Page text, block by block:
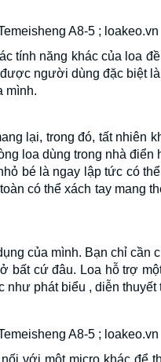
tính năng khác của loa
người dùng đặc biệt
mình.
lại, trong đó, tất nhiên
loa dùng trong nhà điển
bé là ngay lập tức có
có thể xách tay mang
của mình. Bạn chỉ cần
cứ đâu. Loa hỗ trợ
phát biểu , diễn